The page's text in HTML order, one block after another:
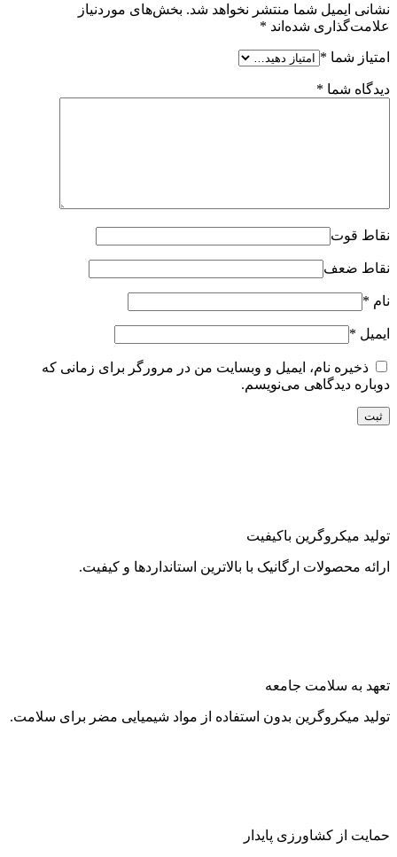
نشانی ایمیل شما منتشر نخواهد شد. بخش‌های موردنیاز
علامت‌گذاری شده‌اند *
امتیاز شما *
دیدگاه شما *
نقاط قوت
نقاط ضعف
نام *
ایمیل *
ذخیره نام، ایمیل و وبسایت من در مرورگر برای زمانی که
دوباره دیدگاهی می‌نویسم.
تولید میکروگرین باکیفیت
ارائه محصولات ارگانیک با بالاترین استانداردها و کیفیت.
تعهد به سلامت جامعه
تولید میکروگرین بدون استفاده از مواد شیمیایی مضر برای سلامت.
حمایت از کشاورزی پایدار